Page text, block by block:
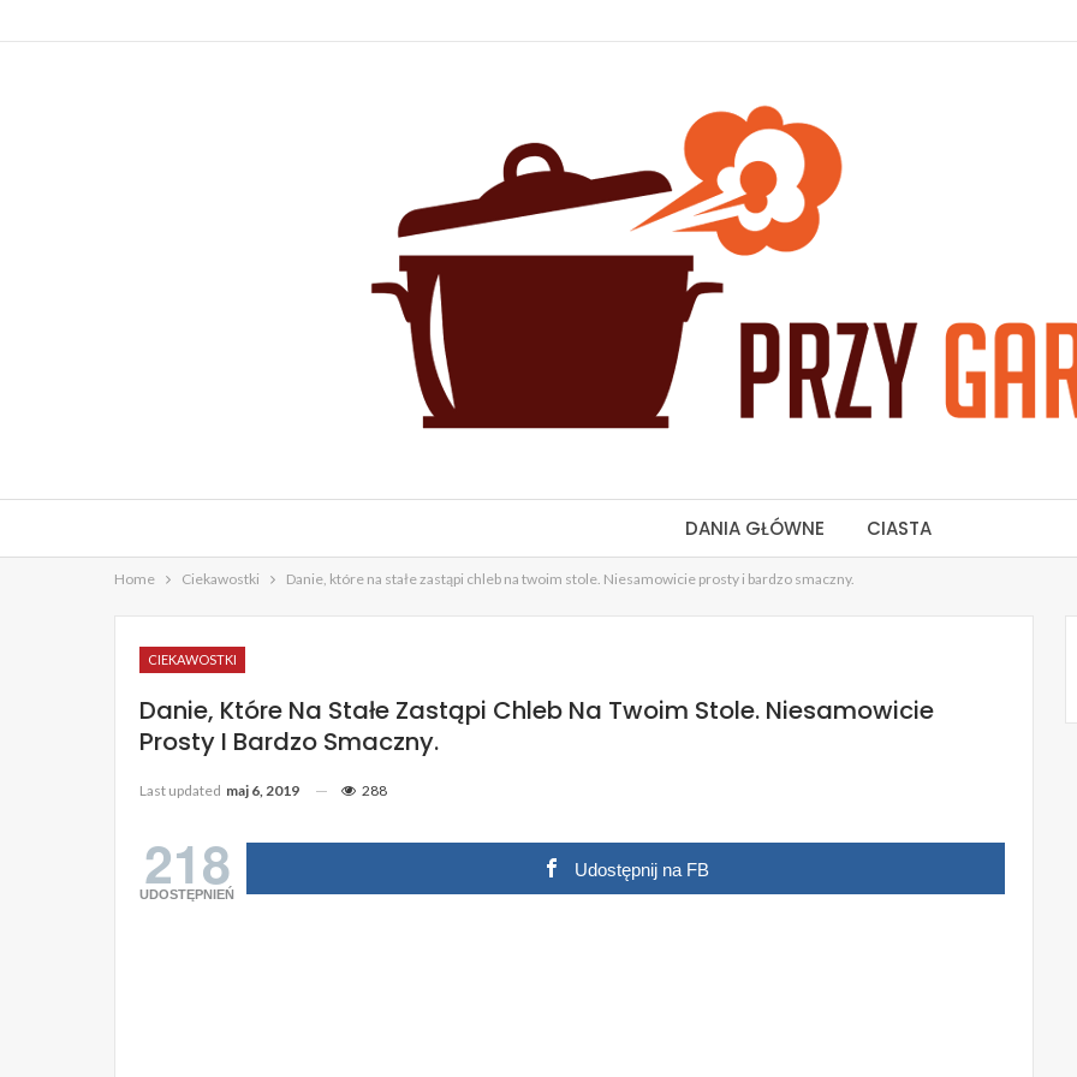
DANIA GŁÓWNE CIASTA
Home Ciekawostki Danie, które na stałe zastąpi chleb na twoim stole. Niesamowicie prosty i bardzo smaczny.
CIEKAWOSTKI
Danie, Które Na Stałe Zastąpi Chleb Na Twoim Stole. Niesamowicie
Prosty I Bardzo Smaczny.
Last updated maj 6, 2019 288
218
UDOSTĘPNIEŃ
Udostępnij na FB